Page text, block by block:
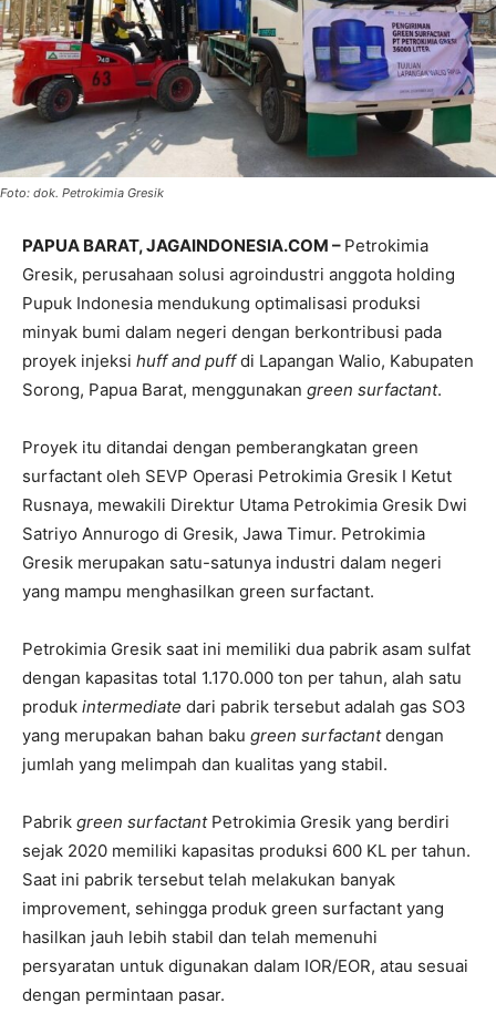
Foto: dok. Petrokimia Gresik
PAPUA BARAT, JAGAINDONESIA.COM – Petrokimia
Gresik, perusahaan solusi agroindustri anggota holding
Pupuk Indonesia mendukung optimalisasi produksi
minyak bumi dalam negeri dengan berkontribusi pada
proyek injeksi huff and puffdi Lapangan Walio, Kabupaten
Sorong, Papua Barat, menggunakan green surfactant.
Proyek itu ditandai dengan pemberangkatan green
surfactant oleh SEVP Operasi Petrokimia Gresik I Ketut
Rusnaya, mewakili Direktur Utama Petrokimia Gresik Dwi
Satriyo Annurogo di Gresik, Jawa Timur. Petrokimia
Gresik merupakan satu-satunya industri dalam negeri
yang mampu menghasilkan green surfactant.
Petrokimia Gresik saat ini memiliki dua pabrik asam sulfat
dengan kapasitas total 1.170.000 ton per tahun, alah satu
produk intermediate dari pabrik tersebut adalah gas SO3
yang merupakan bahan baku green surfactantdengan
jumlah yang melimpah dan kualitas yang stabil.
Pabrik green surfactantPetrokimia Gresik yang berdiri
sejak 2020 memiliki kapasitas produksi 600 KL per tahun.
Saat ini pabrik tersebut telah melakukan banyak
improvement, sehingga produk green surfactant yang
hasilkan jauh lebih stabil dan telah memenuhi
persyaratan untuk digunakan dalam IOR/EOR, atau sesuai
dengan permintaan pasar.